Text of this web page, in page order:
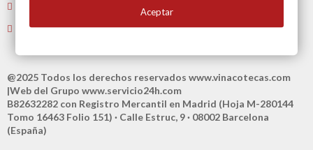
Tel. 604 181 386 L-V 9 a 14:00 y de 16:00 a 19:00
Tiene 15 días para devolvernos su compra
@2025 Todos los derechos reservados www.vinacotecas.com
|Web del Grupo www.servicio24h.com
B82632282 con Registro Mercantil en Madrid (Hoja M-280144
Tomo 16463 Folio 151) · Calle Estruc, 9 · 08002 Barcelona
(España)
Aceptar